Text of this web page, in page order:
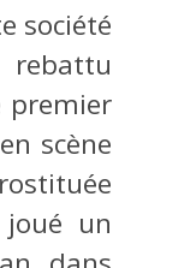
société
premier
scène
un